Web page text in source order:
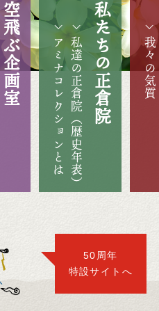
空飛ぶ企画室 私たちの正倉院
私達の正倉院（歴史年表）
アミナコレクションとは 我々の気質
50周年
特設サイトへ